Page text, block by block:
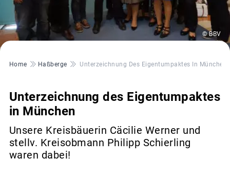
© BBV
Pfadnavigation
Home Haßberge Unterzeichnung Des Eigentumpaktes In München
Unterzeichnung des Eigentumpaktes
in München
Unsere Kreisbäuerin Cäcilie Werner und
stellv. Kreisobmann Philipp Schierling
waren dabei!